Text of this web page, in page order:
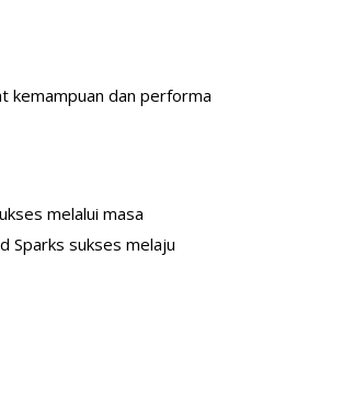
kemampuan dan performa
melalui masa
Sparks sukses melaju